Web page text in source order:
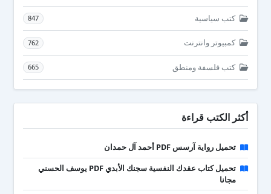
كتب سياسية 847
كمبيوتر وانترنت 762
كتب فلسفة ومنطق 665
أكثر الكتب قراءة
تحميل رواية آرسس PDF أحمد آل حمدان
تحميل كتاب عقدك النفسية سجنك الأبدي PDF يوسف الحسني
مجانا